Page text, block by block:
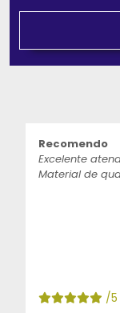
Recomendo
Excelente
Material de
/5